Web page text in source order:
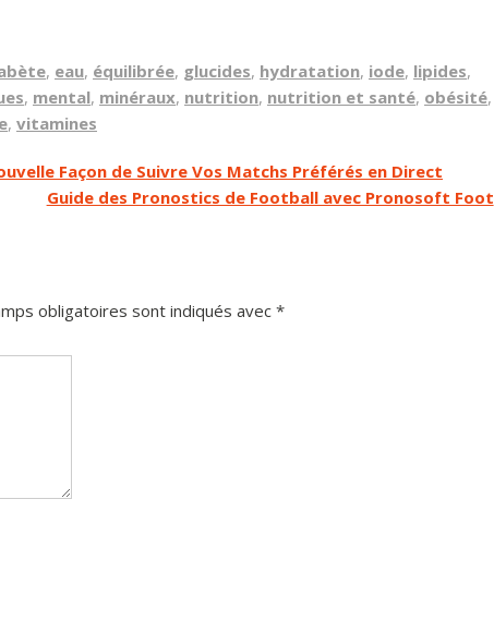
, eau, équilibrée, glucides, hydratation, iode, lipides,
, mental, minéraux, nutrition, nutrition et santé, obésité,
, vitamines
Façon de Suivre Vos Matchs Préférés en Direct
Guide des Pronostics de Football avec Pronosoft Foot
obligatoires sont indiqués avec *